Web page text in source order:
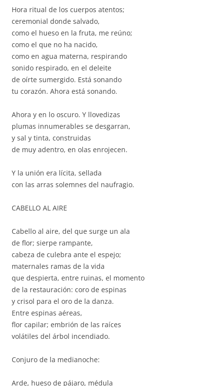
Hora ritual de los cuerpos atentos;
ceremonial donde salvado,
como el hueso en la fruta, me reúno;
como el que no ha nacido,
como en agua materna, respirando
sonido respirado, en el deleite
de oírte sumergido. Está sonando
tu corazón. Ahora está sonando.
Ahora y en lo oscuro. Y llovedizas
plumas innumerables se desgarran,
y sal y tinta, construidas
de muy adentro, en olas enrojecen.
Y la unión era lícita, sellada
con las arras solemnes del naufragio.
CABELLO AL AIRE
Cabello al aire, del que surge un ala
de flor; sierpe rampante,
cabeza de culebra ante el espejo;
maternales ramas de la vida
que despierta, entre ruinas, el momento
de la restauración: coro de espinas
y crisol para el oro de la danza.
Entre espinas aéreas,
flor capilar; embrión de las raíces
volátiles del árbol incendiado.
Conjuro de la medianoche:
Arde, hueso de pájaro, médula